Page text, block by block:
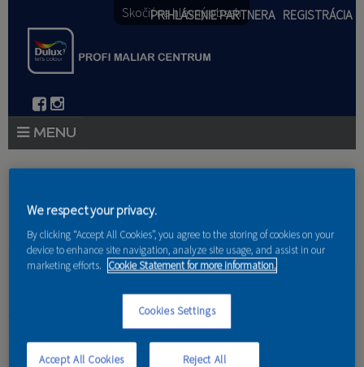
Skočiť na hlavný obsah
PRIHLÁSENIE PARTNERA REGISTRÁCIA
PRODUKTY
PRODUKTOVÉ NOVINKY 2026
PORADENSTVO
AKCIE A NOVINKY
PARTNERI
Domov»Produkty »Partneri
DAGArtis s.r.o
We respect your privacy.
By clicking “Accept All Cookies”, you agree to the storing of cookies on your
device to enhance site navigation, analyze site usage, and assist in our
marketing efforts. Cookie Statement for more information.
Cookies Settings
Reject All
Accept All Cookies